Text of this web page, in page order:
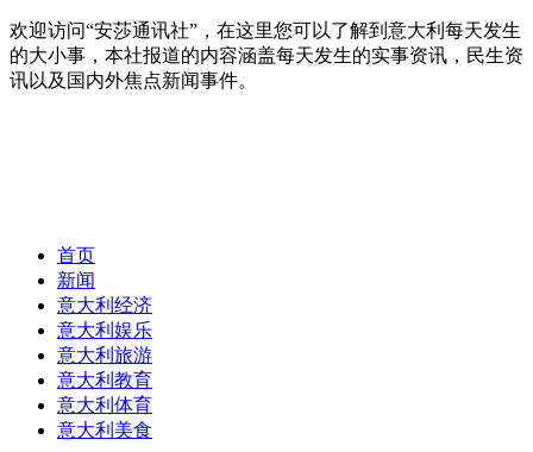
欢迎访问“安莎通讯社”，在这里您可以了解到意大利每天发生
的大小事，本社报道的内容涵盖每天发生的实事资讯，民生资
讯以及国内外焦点新闻事件。
首页
新闻
意大利经济
意大利娱乐
意大利旅游
意大利教育
意大利体育
意大利美食